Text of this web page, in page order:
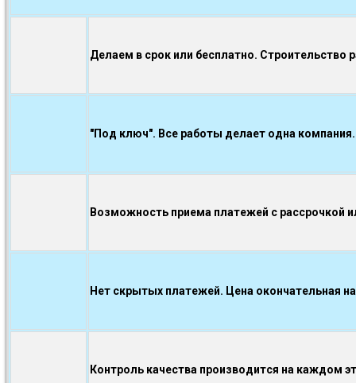
Делаем в срок или бесплатно. Строительство
"Под ключ". Все работы делает одна компания.
Возможность приема платежей с рассрочкой
Нет скрытых платежей. Цена окончательная
Контроль качества производится на каждом